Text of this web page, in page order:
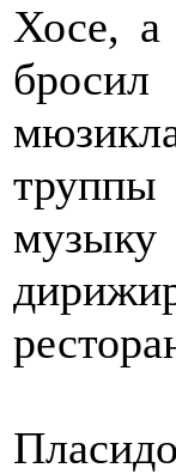
Хосе, а